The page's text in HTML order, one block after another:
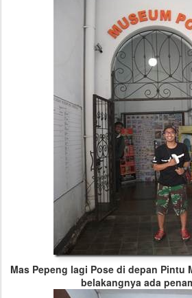
Mas Pepeng lagi Pose di depan Pintu
belakangnya ada